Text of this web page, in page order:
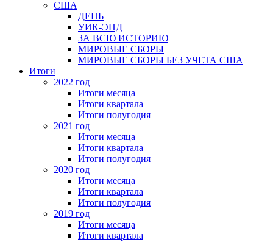
США
ДЕНЬ
УИК-ЭНД
ЗА ВСЮ ИСТОРИЮ
МИРОВЫЕ СБОРЫ
МИРОВЫЕ СБОРЫ БЕЗ УЧЕТА США
Итоги
2022 год
Итоги месяца
Итоги квартала
Итоги полугодия
2021 год
Итоги месяца
Итоги квартала
Итоги полугодия
2020 год
Итоги месяца
Итоги квартала
Итоги полугодия
2019 год
Итоги месяца
Итоги квартала